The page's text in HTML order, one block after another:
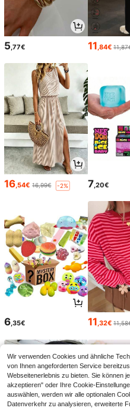
5,77€ 11,84€
16,54€ 16,99€ -2% 7,20€
6,35€ 11,32€
Wir verwenden Cookies und ähnliche
von Ihnen angeforderten Service
Webseitenerlebnis zu bieten. Sie können
akzeptieren" oder Ihre Cookie-
auswählen, werden wir alle optionalen
Datenverkehr zu analysieren, erweiterte